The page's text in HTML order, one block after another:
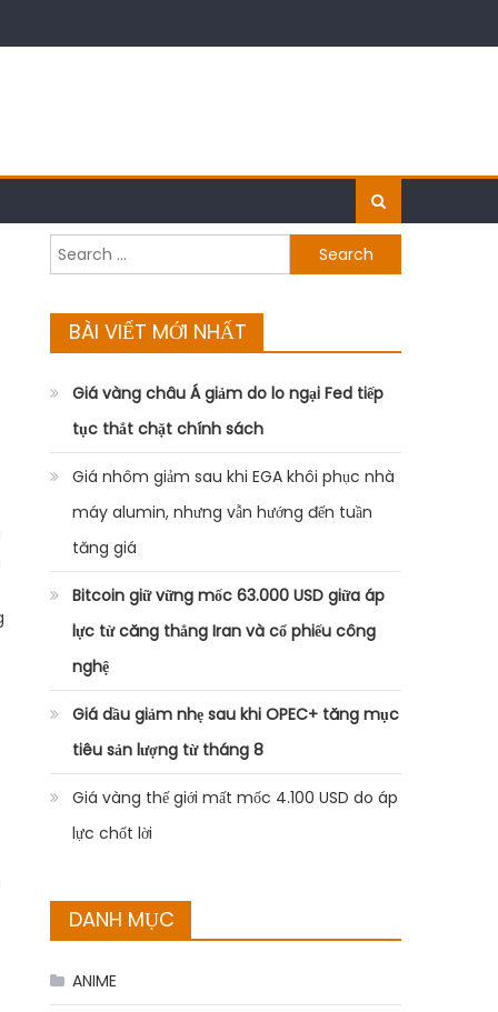
Search
for:
BÀI VIẾT MỚI NHẤT
Giá vàng châu Á giảm do lo ngại Fed tiếp
tục thắt chặt chính sách
Giá nhôm giảm sau khi EGA khôi phục nhà
máy alumin, nhưng vẫn hướng đến tuần
tăng giá
Bitcoin giữ vững mốc 63.000 USD giữa áp
lực từ căng thẳng Iran và cổ phiếu công
nghệ
Giá dầu giảm nhẹ sau khi OPEC+ tăng mục
tiêu sản lượng từ tháng 8
Giá vàng thế giới mất mốc 4.100 USD do áp
lực chốt lời
DANH MỤC
ANIME